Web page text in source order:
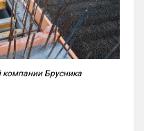
компании Брусника